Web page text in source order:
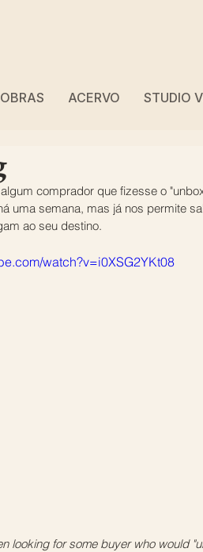
OBRAS ACERVO STUDIO
comprador que fizesse o
uma semana, mas já nos permite
ao seu destino.
watch?v=i0XSG2YKt08
looking for some buyer who would